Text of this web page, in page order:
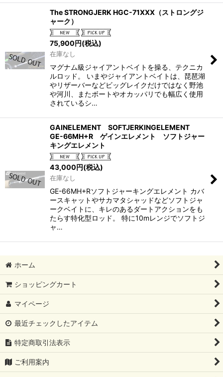
The STRONGJERK HGC-71XXX（ストロングジ
ャーク）
75,900円(税込)
在庫なし
マグナム級ジャイアントベイトを操る、テクニカ
ルロッド。 いまやジャイアントベイトは、琵琶湖
やリザーバーなどビッグレイクだけではなく野池
や河川、またボートやオカッパリでも幅広く使用
されているシ…
GAINELEMENT SOFTJERKINGELEMENT
GE-66MH+R ゲインエレメント ソフトジャー
キングエレメント
43,000円(税込)
在庫なし
GE-66MH+Rソフトジャーキングエレメント カバ
ースキャットやサカマタシャッドなどソフトジャ
ークベイトに、キレのあるダートアクションをも
たらす特化型ロッド。 特に10mレンジでソフトジ
ャ…
ホーム
ショッピングカート
マイページ
最近チェックしたアイテム
特定商取引法表示
ご利用案内